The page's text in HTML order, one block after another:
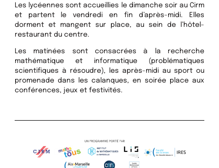
Les lycéennes sont accueillies le dimanche soir au Cirm
et partent le vendredi en fin d’après-midi. Elles
dorment et mangent sur place, au sein de l’hôtel-
restaurant du centre.
Les matinées sont consacrées à la recherche
mathématique et informatique (problématiques
scientifiques à résoudre), les après-midi au sport ou
promenade dans les calanques, en soirée place aux
conférences, jeux et festivités.